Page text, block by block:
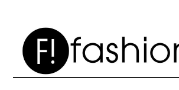
content
secondary
primary
sidebar